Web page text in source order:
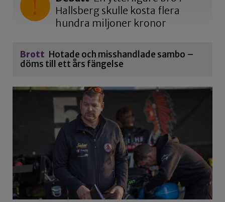
Hallsberg skulle kosta flera
hundra miljoner kronor
Brott Hotade och misshandlade sambo –
döms till ett års fängelse